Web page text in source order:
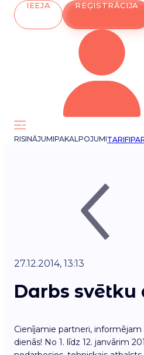
IEEJA REĢISTRĀCIJA
RISINĀJUMIPAKALPOJUMITARIFI
27.12.2014, 13:13
Darbs svētku
Cienījamie partneri,
dienās! No 1. līdz 12. janvārim